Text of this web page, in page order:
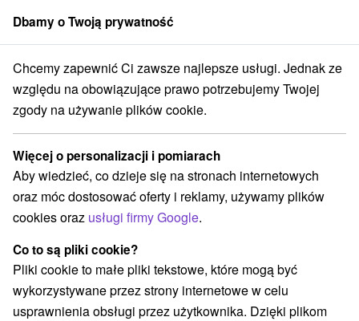
członek grupySorger
Domalenka Topka: Wyjątkowy pobyt w uzdrowisku w sercu Gór
Domalenka Topka: Wyjątkowy
pobyt w uzdrowisku w sercu Gór
Szczawnickich
Uzdrowisko Szklane Teplice Sklené Teplice
Wybierz datę
Przejdź do lokalizacji
Dbamy o Twoją prywatność
Chcemy zapewnić Ci zawsze najlepsze usługi. Jednak ze
względu na obowiązujące prawo potrzebujemy Twojej
zgody na używanie plików cookie.
Więcej o personalizacji i pomiarach
Aby wiedzieć, co dzieje się na stronach internetowych
oraz móc dostosować oferty i reklamy, używamy plików
cookies oraz usługi firmy Google.
Co to są pliki cookie?
Pliki cookie to małe pliki tekstowe, które mogą być
wykorzystywane przez strony internetowe w celu
usprawnienia obsługi przez użytkownika. Dzięki plikom